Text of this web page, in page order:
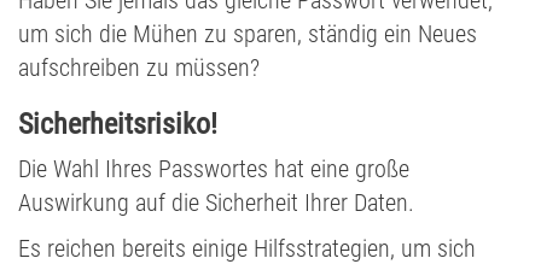
um sich die Mühen zu sparen, ständig ein Neues
aufschreiben zu müssen?
Sicherheitsrisiko!
Die Wahl Ihres Passwortes hat eine große
Auswirkung auf die Sicherheit Ihrer Daten.
Es reichen bereits einige Hilfsstrategien, um sich